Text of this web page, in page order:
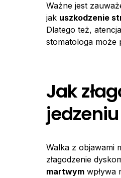
Ważne jest
jak uszkodzenie
Dlatego też,
stomatologa może
Jak
jedzeniu
Walka z objawami
złagodzenie
martwym wpływa